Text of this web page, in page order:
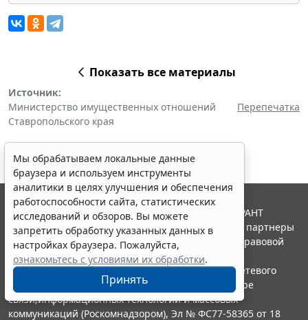
Показать все материалы
Источник:
Министерство имущественных отношений
Ставропольского края
Перепечатка
Мы обрабатываем локальные данные
браузера и используем инструменты
аналитики в целях улучшения и обеспечения
работоспособности сайта, статистических
исследований и обзоров. Вы можете
запретить обработку указанных данных в
настройках браузера. Пожалуйста,
ознакомьтесь с условиями их обработки.
Принять
© ООО "НПП "ГАРАНТ-СЕРВИС", 2026. Система ГАРАНТ
выпускается с 1990 года. Компания "Гарант" и ее партнеры
являются участниками Российской ассоциации правовой
информации ГАРАНТ.
Портал ГАРАНТ.РУ зарегистрирован в качестве сетевого
издания Федеральной службой по надзору в сфере
связи,информационных технологий и массовых
коммуникаций (Роскомнадзором), Эл № ФС77-58365 от 18